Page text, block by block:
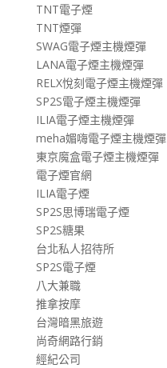
TNT電子煙
TNT煙彈
SWAG電子煙主機煙彈
LANA電子煙主機煙彈
RELX悅刻電子煙主機煙彈
SP2S電子煙主機煙彈
ILIA電子煙主機煙彈
meha媚嗨電子煙主機煙彈
東京魔盒電子煙主機煙彈
電子煙官網
ILIA電子煙
SP2S思博瑞電子煙
SP2S糖果
台北私人招待所
SP2S電子煙
八大兼職
推拿按摩
台灣暗黑旅遊
尚奇網路行銷
經紀公司